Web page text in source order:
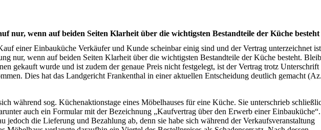
nur, wenn auf beiden Seiten Klarheit über die wichtigsten Bestandteile der Küche besteht
einer Einbauküche Verkäufer und Kunde scheinbar einig sind und der Vertrag unterzeichnet
nur, wenn auf beiden Seiten Klarheit über die wichtigsten Bestandteile der Küche besteht.
gekauft wurde und ist zudem der genaue Preis nicht festgelegt, ist der Vertrag trotz
Dies hat das Landgericht Frankenthal in einer aktuellen Entscheidung deutlich gemacht
während sog. Küchenaktionstage eines Möbelhauses für eine Küche. Sie unterschrieb
auch ein Formular mit der Bezeichnung „Kaufvertrag über den Erwerb einer
jedoch die Lieferung und Bezahlung ab, denn sie habe sich während der Verkaufsveranstaltung